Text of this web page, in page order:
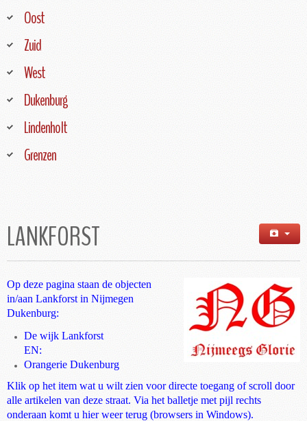
Oost
Zuid
West
Dukenburg
Lindenholt
Grenzen
LANKFORST
Op deze pagina staan de objecten
in/aan Lankforst in Nijmegen
Dukenburg:
De wijk Lankforst
EN:
Orangerie Dukenburg
Klik op het item wat u wilt zien voor directe toegang of scroll door
alle artikelen van deze straat. Via het balletje met pijl rechts
onderaan komt u hier weer terug (browsers in Windows).